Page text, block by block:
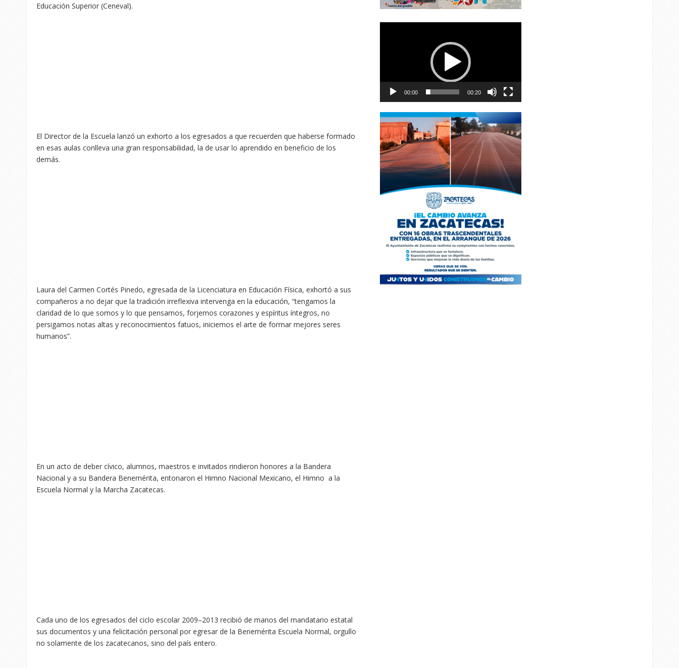
Educación Superior (Ceneval).
El Director de la Escuela lanzó un exhorto a los egresados a que recuerden que haberse formado
en esas aulas conlleva una gran responsabilidad, la de usar lo aprendido en beneficio de los
demás.
Laura del Carmen Cortés Pinedo, egresada de la Licenciatura en Educación Física, exhortó a sus
compañeros a no dejar que la tradición irreflexiva intervenga en la educación, “tengamos la
claridad de lo que somos y lo que pensamos, forjemos corazones y espíritus íntegros, no
persigamos notas altas y reconocimientos fatuos, iniciemos el arte de formar mejores seres
humanos”.
En un acto de deber cívico, alumnos, maestros e invitados rindieron honores a la Bandera
Nacional y a su Bandera Benemérita, entonaron el Himno Nacional Mexicano, el Himno a la
Escuela Normal y la Marcha Zacatecas.
Cada uno de los egresados del ciclo escolar 2009–2013 recibió de manos del mandatario estatal
sus documentos y una felicitación personal por egresar de la Benemérita Escuela Normal, orgullo
no solamente de los zacatecanos, sino del país entero.
00:00 00:20